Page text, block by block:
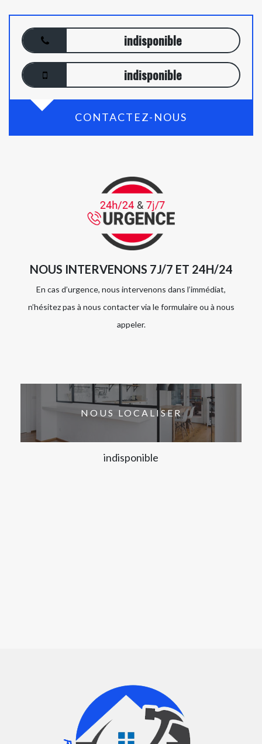
indisponible
indisponible
CONTACTEZ-NOUS
NOUS INTERVENONS 7J/7 ET 24H/24
En cas d’urgence, nous intervenons dans l’immédiat,
n’hésitez pas à nous contacter via le formulaire ou à nous
appeler.
NOUS LOCALISER
indisponible